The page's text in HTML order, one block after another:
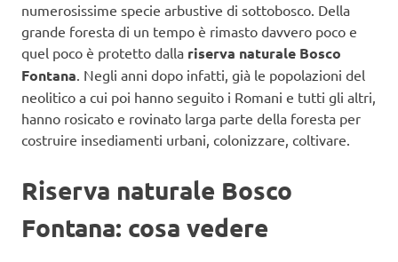
numerosissime specie arbustive di sottobosco. Della
grande foresta di un tempo è rimasto davvero poco e
quel poco è protetto dalla riserva naturale Bosco
Fontana. Negli anni dopo infatti, già le popolazioni del
neolitico a cui poi hanno seguito i Romani e tutti gli altri,
hanno rosicato e rovinato larga parte della foresta per
costruire insediamenti urbani, colonizzare, coltivare.
Riserva naturale Bosco
Fontana: cosa vedere